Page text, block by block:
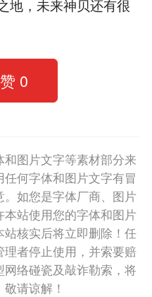
地，未来神贝还有很
0
图片文字等素材部分来
何字体和图片文字有冒
如您是字体厂商、图片
站使用您的字体和图片
核实后将立即删除！任
者停止使用，并索要赔
络碰瓷及敲诈勒索，将
请谅解！